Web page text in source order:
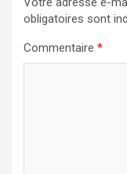
obligatoires sont
Commentaire *